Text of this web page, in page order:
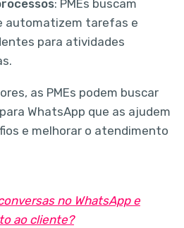
: PMEs buscam
automatizem tarefas e
para atividades
as PMEs podem buscar
WhatsApp que as ajudem
e melhorar o atendimento
no WhatsApp e
ao cliente?